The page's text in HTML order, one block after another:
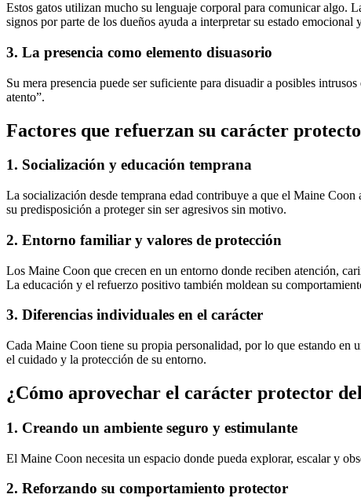
Estos gatos utilizan mucho su lenguaje corporal para comunicar algo.
signos por parte de los dueños ayuda a interpretar su estado
3. La presencia como elemento disuasorio
Su mera presencia puede ser suficiente para disuadir a posibles
atento”.
Factores que refuerzan su carácter
1. Socialización y educación temprana
La socialización desde temprana edad contribuye a que el Maine
su predisposición a proteger sin ser agresivos sin motivo.
2. Entorno familiar y valores de protección
Los Maine Coon que crecen en un entorno donde reciben atención,
La educación y el refuerzo positivo también moldean su
3. Diferencias individuales en el carácter
Cada Maine Coon tiene su propia personalidad, por lo que estando en
el cuidado y la protección de su entorno.
¿Cómo aprovechar el carácter protector
1. Creando un ambiente seguro y estimulante
El Maine Coon necesita un espacio donde pueda explorar, escalar y
2. Reforzando su comportamiento protector